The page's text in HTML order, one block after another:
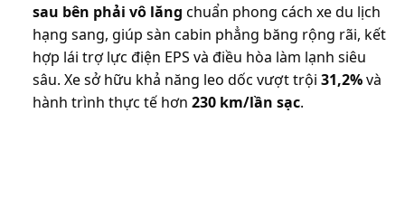
sau bên phải vô lăng chuẩn phong cách xe du lịch
hạng sang, giúp sàn cabin phẳng băng rộng rãi, kết
hợp lái trợ lực điện EPS và điều hòa làm lạnh siêu
sâu. Xe sở hữu khả năng leo dốc vượt trội 31,2%và
hành trình thực tế hơn 230 km/lần sạc.